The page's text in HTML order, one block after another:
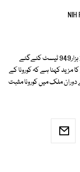
گزشتہ 24 گھنٹوں کے دوران ملک بھر میں کورونا کے 20 ہزار949 ٹیسٹ کئےگئے
ایچ کا مزید کہنا ہے کہ کورونا کے
ہے۔ گزشتہ 24 گھنٹوں کے دوران ملک میں کورونا مثبت